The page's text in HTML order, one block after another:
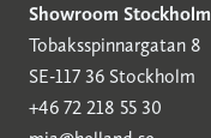
Showroom Stockholm
Tobaksspinnargatan 8
SE-117 36 Stockholm
+46 72 218 55 30